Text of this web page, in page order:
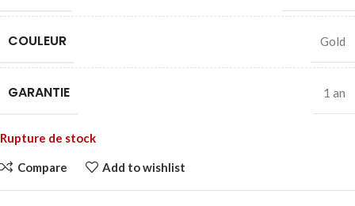
COULEUR Gold
GARANTIE 1 an
Rupture de stock
Compare Add to wishlist